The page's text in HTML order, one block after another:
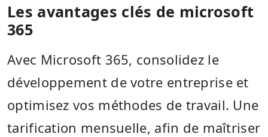
Les avantages clés de microsoft
365
Avec Microsoft 365, consolidez le
développement de votre entreprise et
optimisez vos méthodes de travail. Une
tarification mensuelle, afin de maîtriser